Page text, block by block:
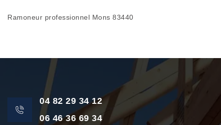
Ramoneur professionnel Mons 83440
04 82 29 34 12
06 46 36 69 34